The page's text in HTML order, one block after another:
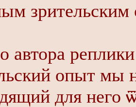
автора
опыт мы
для него